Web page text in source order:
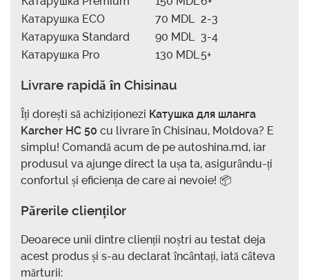
Катарушка ECO
70 MDL
2-3
Катарушка Standard
90 MDL
3-4
Катарушка Pro
130 MDL 5+
Livrare rapidă în Chisinau
Îți dorești să achiziționezi Катушка для шланга
Karcher HC 50 cu livrare în Chisinau, Moldova? E
simplu! Comandă acum de pe autoshina.md, iar
produsul va ajunge direct la ușa ta, asigurându-ți
confortul și eficiența de care ai nevoie! 📦
Părerile clienților
Deoarece unii dintre clienții noștri au testat deja
acest produs și s-au declarat încântați, iată câteva
mărturii: